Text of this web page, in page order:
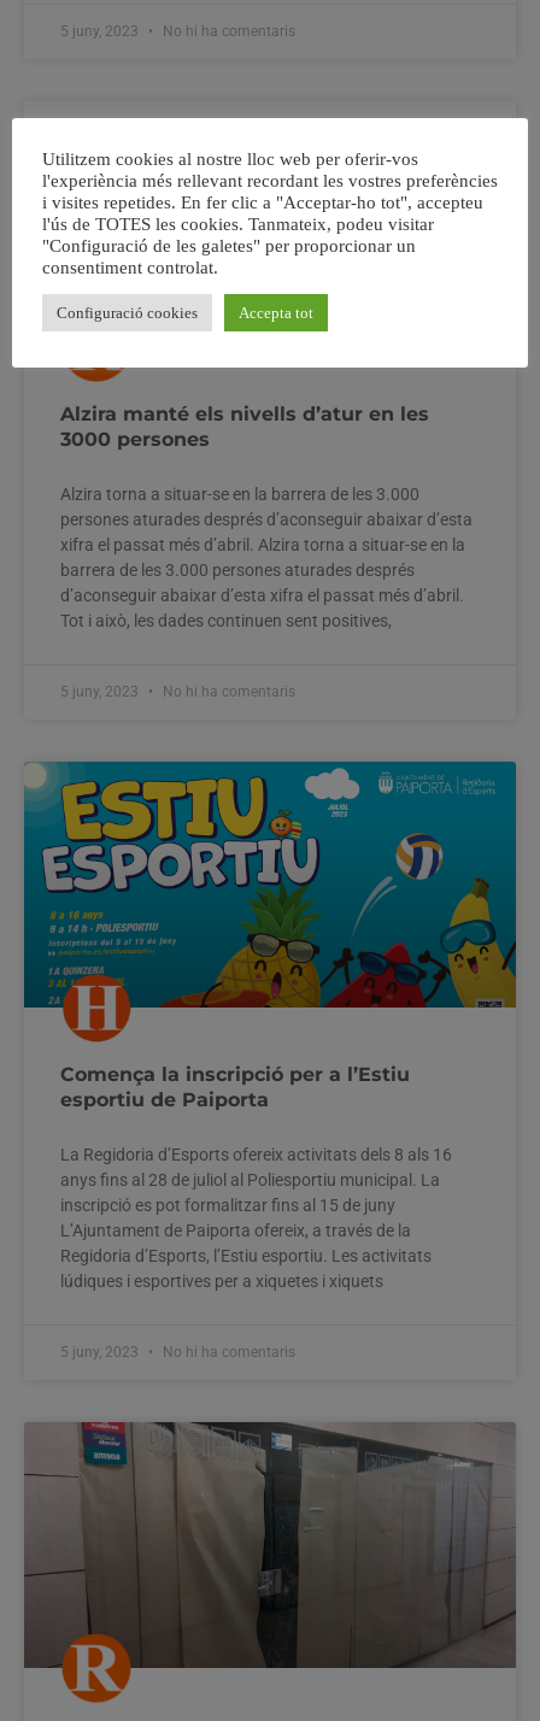
5 juny, 2023 No hi ha comentaris
Alzira manté els nivells d’atur en les
3000 persones
Alzira torna a situar-se en la barrera de les 3.000
persones aturades després d’aconseguir abaixar d’esta
xifra el passat més d’abril. Alzira torna a situar-se en la
barrera de les 3.000 persones aturades després
d’aconseguir abaixar d’esta xifra el passat més d’abril.
Tot i això, les dades continuen sent positives,
5 juny, 2023 No hi ha comentaris
Comença la inscripció per a l’Estiu
esportiu de Paiporta
La Regidoria d’Esports ofereix activitats dels 8 als 16
anys fins al 28 de juliol al Poliesportiu municipal. La
inscripció es pot formalitzar fins al 15 de juny
L’Ajuntament de Paiporta ofereix, a través de la
Regidoria d’Esports, l’Estiu esportiu. Les activitats
lúdiques i esportives per a xiquetes i xiquets
5 juny, 2023 No hi ha comentaris
Utilitzem cookies al nostre lloc web per oferir-vos
l'experiència més rellevant recordant les vostres preferències
i visites repetides. En fer clic a "Acceptar-ho tot", accepteu
l'ús de TOTES les cookies. Tanmateix, podeu visitar
"Configuració de les galetes" per proporcionar un
consentiment controlat.
Configuració cookies Accepta tot